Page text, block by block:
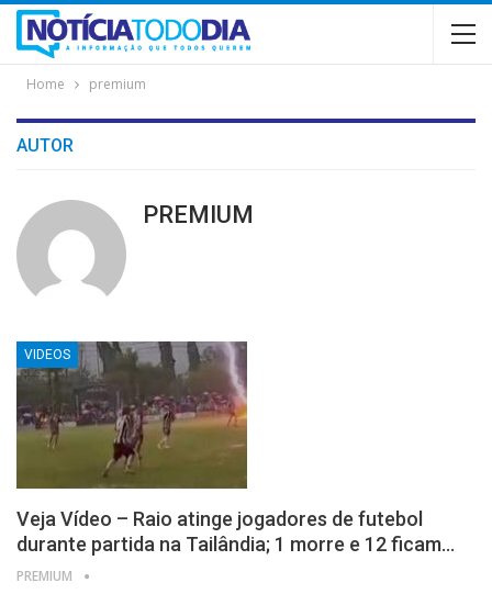
Home premium
AUTOR
PREMIUM
VIDEOS
Veja Vídeo – Raio atinge jogadores de futebol
durante partida na Tailândia; 1 morre e 12 ficam…
PREMIUM